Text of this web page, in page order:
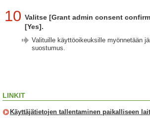
10 Valitse [Grant admin consent
[Yes].
Valituille käyttöoikeuksille myönnetään
suostumus.
LINKIT
Käyttäjätietojen tallentaminen paikalliseen